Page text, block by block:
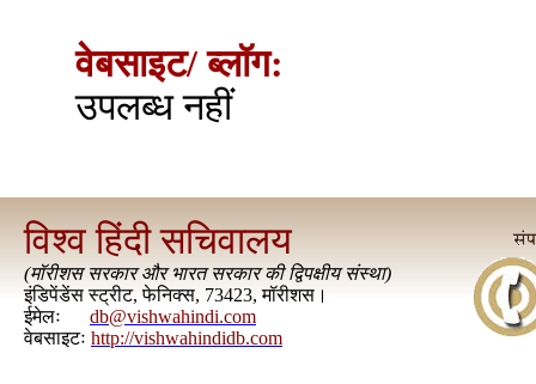
वेबसाइट/ ब्लॉग:
उपलब्ध नहीं
विश्व हिंदी सचिवालय
(मॉरीशस सरकार और भारत सरकार की द्विपक्षीय संस्था)
इंडिपेंडेंस स्ट्रीट, फेनिक्स, 73423, मॉरीशस।
ईमेलः
db@vishwahindi.com
वेबसाइटः http://vishwahindidb.com